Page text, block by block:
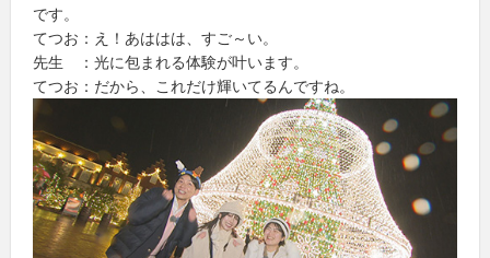
です。
てつお：え！あははは、すご～い。
先生 ：光に包まれる体験が叶います。
てつお：だから、これだけ輝いてるんですね。